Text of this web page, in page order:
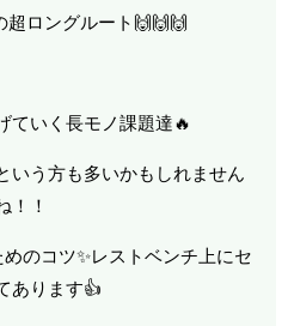
超ロングルート🙌🙌🙌
いく長モノ課題達🔥
う方も多いかもしれません
！！
のコツ✨レストベンチ上にセ
あります👍